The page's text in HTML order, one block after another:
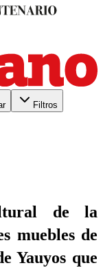
Filtros
de la
muebles de
Yauyos que